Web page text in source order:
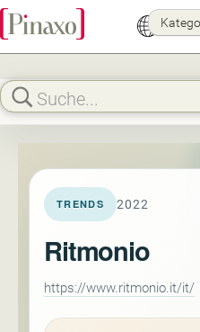
TRENDS 2022
Ritmonio
https://www.ritmonio.it/it/